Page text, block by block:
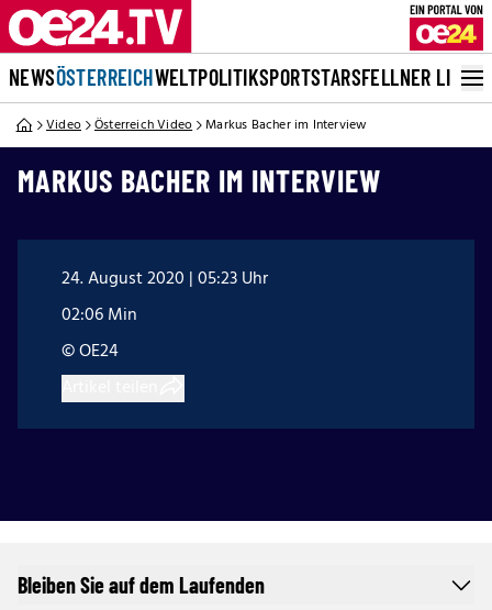
NEWSÖSTERREICHWELTPOLITIKSPORTSTARSFELLNER LIVE
Video Österreich Video Markus Bacher im Interview
MARKUS BACHER IM INTERVIEW
24. August 2020 | 05:23 Uhr
02:06 Min
© OE24
Bleiben Sie auf dem Laufenden